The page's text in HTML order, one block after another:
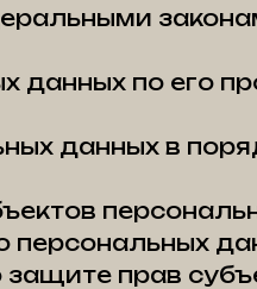
данных по его
данных в
персональных
прав